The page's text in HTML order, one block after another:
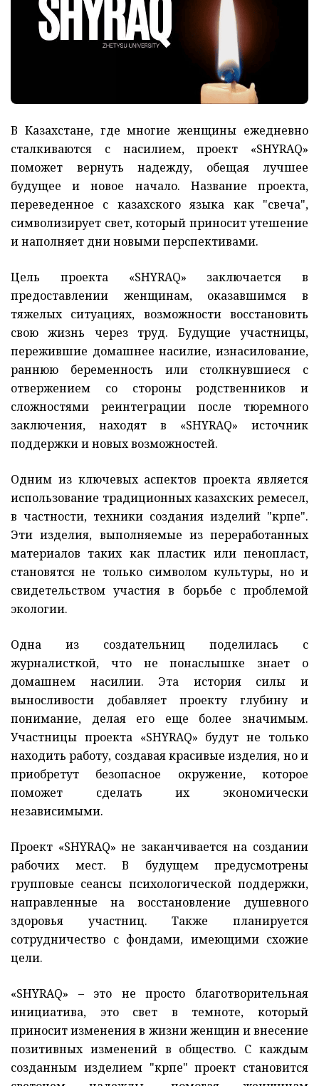
В Казахстане, где многие женщины ежедневно
сталкиваются с насилием, проект «‎SHYRAQ»
поможет вернуть надежду, обещая лучшее
будущее и новое начало. Название проекта,
переведенное с казахского языка как "свеча",
символизирует свет, который приносит утешение
и наполняет дни новыми перспективами.
Цель проекта «‎SHYRAQ» заключается в
предоставлении женщинам, оказавшимся в
тяжелых ситуациях, возможности восстановить
свою жизнь через труд. Будущие участницы,
пережившие домашнее насилие, изнасилование,
раннюю беременность или столкнувшиеся с
отвержением со стороны родственников и
сложностями реинтеграции после тюремного
заключения, находят в «‎SHYRAQ» источник
поддержки и новых возможностей.
Одним из ключевых аспектов проекта является
использование традиционных казахских ремесел,
в частности, техники создания изделий "көрпе".
Эти изделия, выполняемые из переработанных
материалов таких как пластик или пенопласт,
становятся не только символом культуры, но и
свидетельством участия в борьбе с проблемой
экологии.
Одна из создательниц поделилась с
журналисткой, что не понаслышке знает о
домашнем насилии. Эта история силы и
выносливости добавляет проекту глубину и
понимание, делая его еще более значимым.
Участницы проекта «‎SHYRAQ» будут не только
находить работу, создавая красивые изделия, но и
приобретут безопасное окружение, которое
поможет сделать их экономически
независимыми.
Проект «‎SHYRAQ» не заканчивается на создании
рабочих мест. В будущем предусмотрены
групповые сеансы психологической поддержки,
направленные на восстановление душевного
здоровья участниц. Также планируется
сотрудничество с фондами, имеющими схожие
цели.
«‎SHYRAQ» – это не просто благотворительная
инициатива, это свет в темноте, который
приносит изменения в жизни женщин и внесение
позитивных изменений в общество. С каждым
созданным изделием "көрпе" проект становится